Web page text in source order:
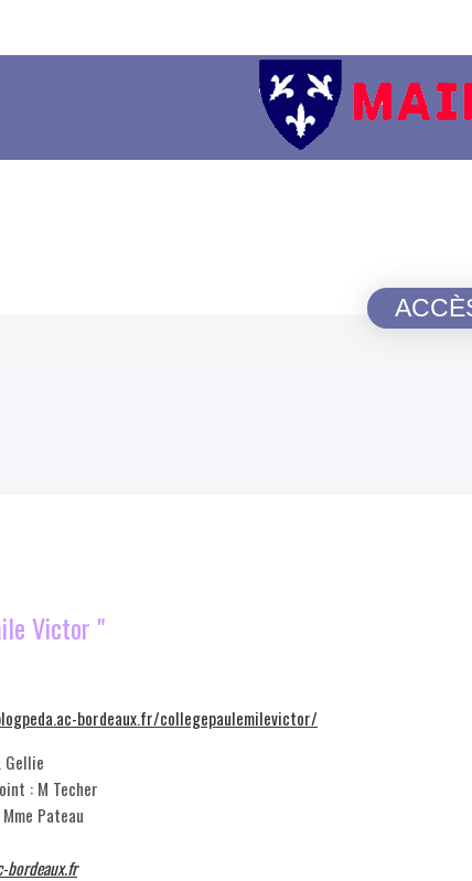
Victor "
bordeaux.fr/collegepaulemilevictor/
Gellie
: M Techer
Pateau
bordeaux.fr